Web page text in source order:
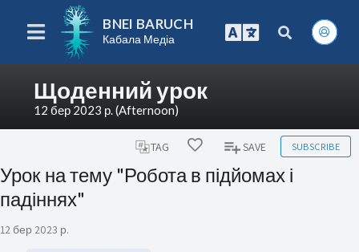
BNEI BARUCH
Кабала Медіа
Щоденний урок
12 бер 2023 р. (Afternoon)
TAG SAVE SUBSCRIBE
Урок на тему "Робота в підйомах і
падіннях"
12 бер 2023 р.